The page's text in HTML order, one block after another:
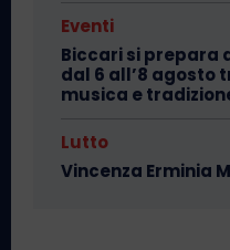
Eventi
Biccari si prepara
dal 6 all’8 agosto
musica e
Lutto
Vincenza Erminia